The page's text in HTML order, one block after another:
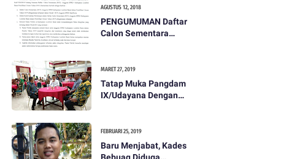
AGUSTUS 12, 2018
PENGUMUMAN Daftar
Calon Sementara
Daerah Kabupaten
Lombok Barat Dalam
Pemilihan Umum
Tahun 2019
MARET 27, 2019
Tatap Muka Pangdam
IX/Udayana Dengan
FEBRUARI 25, 2019
Baru Menjabat, Kades